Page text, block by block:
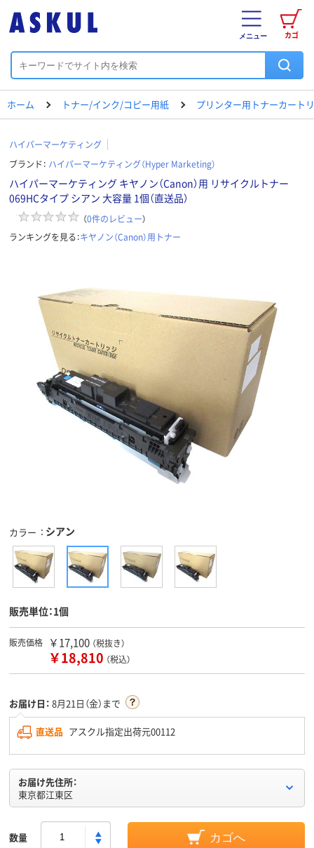
カゴ
メニュー
ホーム トナー/インク/コピー用紙 プリンター用トナーカート
ハイパーマーケティング
ブランド： ハイパーマーケティング（Hyper Marketing）
ハイパーマーケティング キヤノン（Canon）用 リサイクルトナー
069HCタイプ シアン 大容量 1個（直送品）
（0件のレビュー）
ランキングを見る：キヤノン（Canon）用トナー
カラー シアン
販売単位：1個
販売価格 ￥17,100 （税抜き）
￥18,810 （税込）
お届け日： 8月21日（金）まで
直送品 アスクル指定出荷元00112
お届け先住所：
東京都江東区
数量 カゴへ